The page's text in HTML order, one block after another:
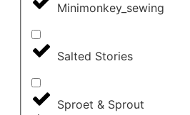
Minimonkey_sewing
Salted Stories
Sproet & Sprout